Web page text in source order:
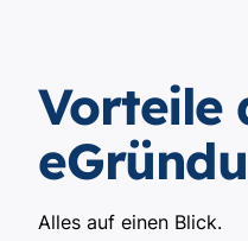
Vorteile
Alles auf einen Blick.